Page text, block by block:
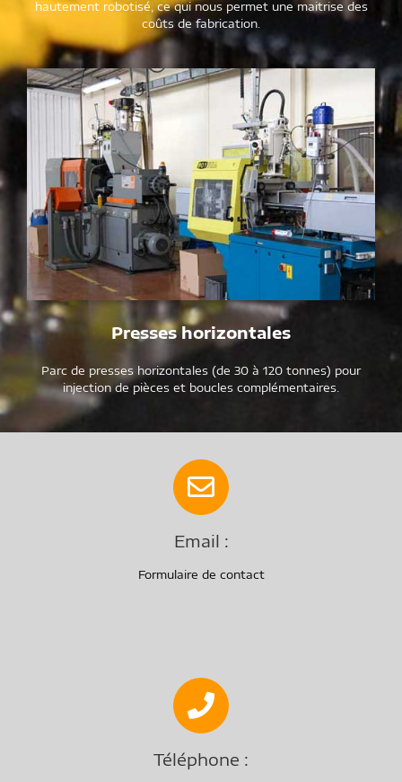
hautement robotisé, ce qui nous permet une maitrise des
coûts de fabrication.
Presses horizontales
Parc de presses horizontales (de 30 à 120 tonnes) pour
injection de pièces et boucles complémentaires.
Email :
Formulaire de contact
Téléphone :